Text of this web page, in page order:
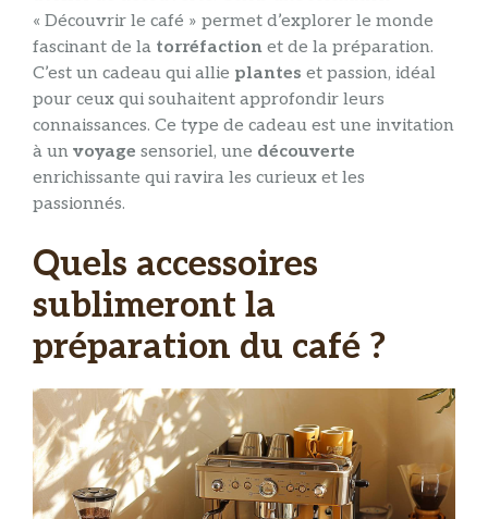
« Découvrir le café » permet d’explorer le monde
fascinant de la torréfaction et de la préparation.
C’est un cadeau qui allie plantes et passion, idéal
pour ceux qui souhaitent approfondir leurs
connaissances. Ce type de cadeau est une invitation
à un voyage sensoriel, une découverte
enrichissante qui ravira les curieux et les
passionnés.
Quels accessoires
sublimeront la
préparation du café ?